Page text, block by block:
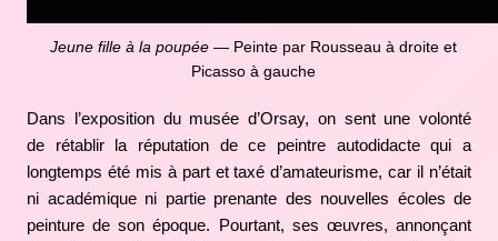
Jeune fille à la poupée — Peinte par Rousseau à droite et
Picasso à gauche
Dans l’exposition du musée d’Orsay, on sent une volonté
de rétablir la réputation de ce peintre autodidacte qui a
longtemps été mis à part et taxé d’amateurisme, car il n’était
ni académique ni partie prenante des nouvelles écoles de
peinture de son époque. Pourtant, ses œuvres, annonçant